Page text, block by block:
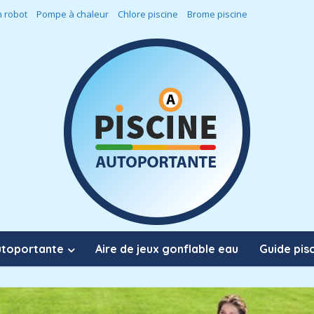
robot Pompe à chaleur Chlore piscine Brome piscine
Aire de jeux gonflable eau Guide